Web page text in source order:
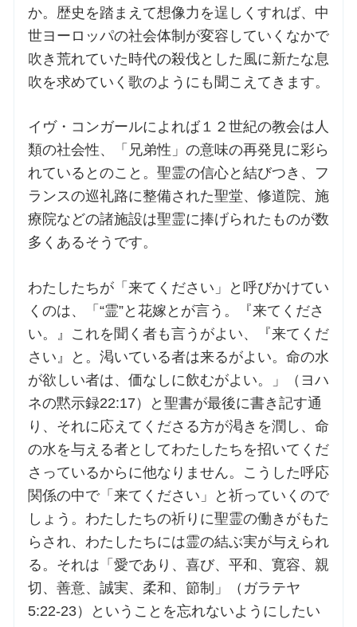
か。歴史を踏まえて想像力を逞しくすれば、中
世ヨーロッパの社会体制が変容していくなかで
吹き荒れていた時代の殺伐とした風に新たな息
吹を求めていく歌のようにも聞こえてきます。
イヴ・コンガールによれば１２世紀の教会は人
類の社会性、「兄弟性」の意味の再発見に彩ら
れているとのこと。聖霊の信心と結びつき、フ
ランスの巡礼路に整備された聖堂、修道院、施
療院などの諸施設は聖霊に捧げられたものが数
多くあるそうです。
わたしたちが「来てください」と呼びかけてい
くのは、「“霊”と花嫁とが言う。『来てくださ
い。』これを聞く者も言うがよい、『来てくだ
さい』と。渇いている者は来るがよい。命の水
が欲しい者は、価なしに飲むがよい。」（ヨハ
ネの黙示録22:17）と聖書が最後に書き記す通
り、それに応えてくださる方が渇きを潤し、命
の水を与える者としてわたしたちを招いてくだ
さっているからに他なりません。こうした呼応
関係の中で「来てください」と祈っていくので
しょう。わたしたちの祈りに聖霊の働きがもた
らされ、わたしたちには霊の結ぶ実が与えられ
る。それは「愛であり、喜び、平和、寛容、親
切、善意、誠実、柔和、節制」（ガラテヤ
5:22-23）ということを忘れないようにしたい